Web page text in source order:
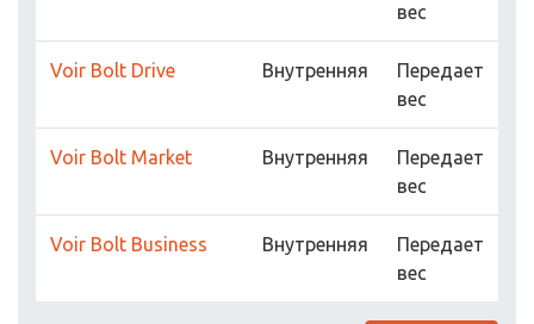
вес
Voir Bolt Drive Внутренняя
Передает
вес
Voir Bolt Market Внутренняя
Передает
вес
Voir Bolt Business Внутренняя
Передает
вес